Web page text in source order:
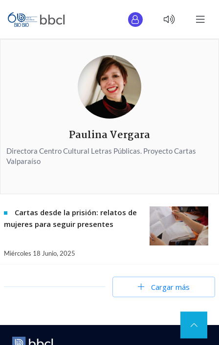
Paulina Vergara
Directora Centro Cultural Letras Públicas. Proyecto Cartas
Valparaíso
Cartas desde la prisión: relatos de
mujeres para seguir presentes
Miércoles 18 Junio, 2025
Cargar más